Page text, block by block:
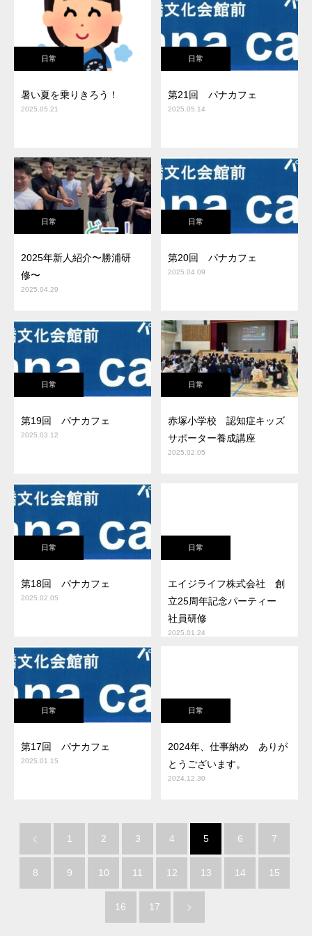
日常
暑い夏を乗りきろう！
2025.05.21
日常
第21回 パナカフェ
2025.05.14
日常
2025年新人紹介〜勝浦研
修〜
2025.04.29
日常
第20回 パナカフェ
2025.04.09
日常
第19回 パナカフェ
2025.03.12
日常
赤塚小学校 認知症キッズ
サポーター養成講座
2025.02.05
日常
第18回 パナカフェ
2025.02.05
日常
エイジライフ株式会社 創
立25周年記念パーティー
社員研修
2025.01.24
日常
第17回 パナカフェ
2025.01.15
日常
2024年、仕事納め ありが
とうございます。
2024.12.30
1 2 3 4 5 6 7
8 9 10 11 12 13 14 15
16 17